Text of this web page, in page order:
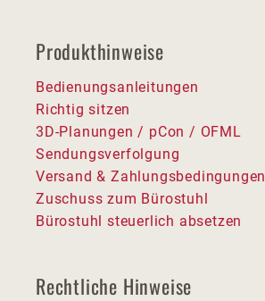
Produkthinweise
Bedienungsanleitungen
Richtig sitzen
3D-Planungen / pCon / OFML
Sendungsverfolgung
Versand & Zahlungsbedingungen
Zuschuss zum Bürostuhl
Bürostuhl steuerlich absetzen
Rechtliche Hinweise